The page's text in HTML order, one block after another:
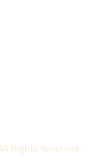
Rights Reserved.